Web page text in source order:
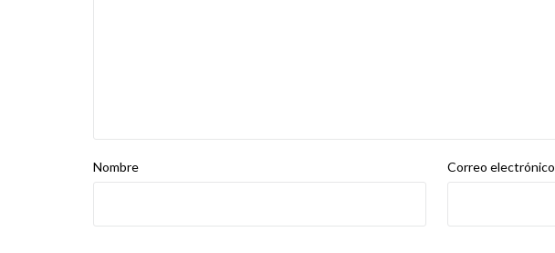
Nombre Correo electrónico